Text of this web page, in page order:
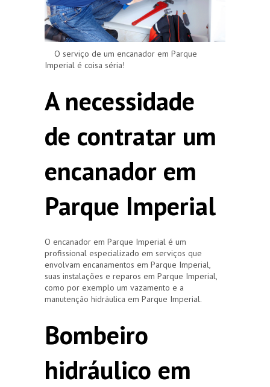
O serviço de um encanador em Parque
Imperial é coisa séria!
A necessidade
de contratar um
encanador em
Parque Imperial
O encanador em Parque Imperial é um
profissional especializado em serviços que
envolvam encanamentos em Parque Imperial,
suas instalações e reparos em Parque Imperial,
como por exemplo um vazamento e a
manutenção hidráulica em Parque Imperial.
Bombeiro
hidráulico em